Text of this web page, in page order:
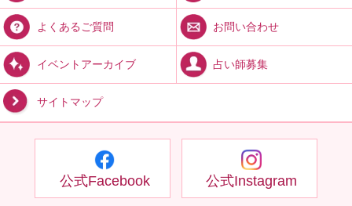
よくあるご質問 お問い合わせ
イベントアーカイブ 占い師募集
サイトマップ
公式Facebook 公式Instagram